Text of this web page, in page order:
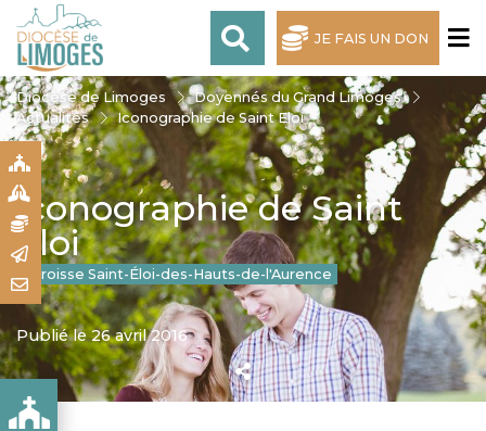
JE FAIS UN DON
Diocèse de Limoges
Doyennés du Grand Limoges
Actualités
Iconographie de Saint Eloi
Iconographie de Saint
Eloi
Paroisse Saint-Éloi-des-Hauts-de-l'Aurence
Publié le 26 avril 2016